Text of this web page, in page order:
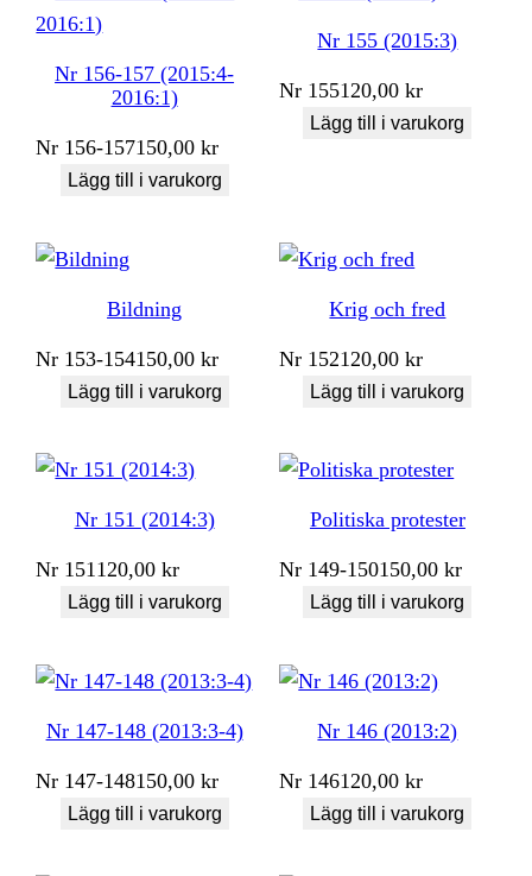
Nr 156-157 (2015:4-
2016:1)
Nr 156-157150,00kr
Lägg till i varukorg
Nr 155 (2015:3)
Nr 155120,00kr
Lägg till i varukorg
Bildning
Nr 153-154150,00kr
Lägg till i varukorg
Krig och fred
Nr 152120,00kr
Lägg till i varukorg
Nr 151 (2014:3)
Nr 151120,00kr
Lägg till i varukorg
Politiska protester
Nr 149-150150,00kr
Lägg till i varukorg
Nr 147-148 (2013:3-4)
Nr 147-148150,00kr
Lägg till i varukorg
Nr 146 (2013:2)
Nr 146120,00kr
Lägg till i varukorg